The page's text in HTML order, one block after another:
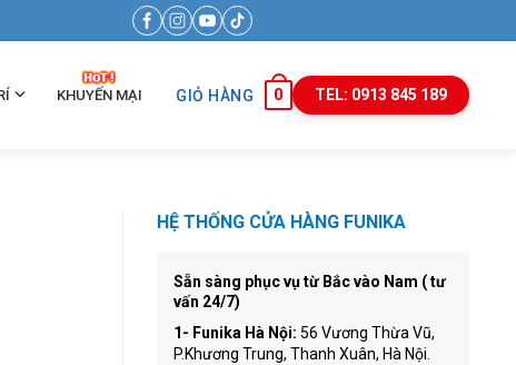
KHUYẾN MẠI GIỎ HÀNG 0 TEL: 0913 845 189
HỆ THỐNG CỬA HÀNG FUNIKA
Sẵn sàng phục vụ từ Bắc vào Nam ( tư
vấn 24/7)
1- Funika Hà Nội: 56 Vương Thừa Vũ,
P.Khương Trung, Thanh Xuân, Hà Nội.